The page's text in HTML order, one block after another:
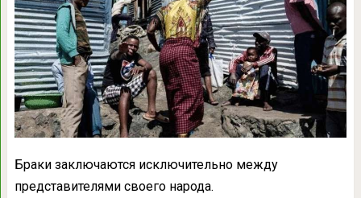
Браки заключаются исключительно между
представителями своего народа.